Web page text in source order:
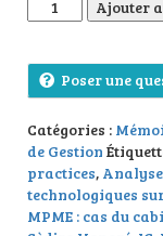
Ajouter
Poser une
Catégories :
de Gestion
practices,
technologiques
MPME : cas du